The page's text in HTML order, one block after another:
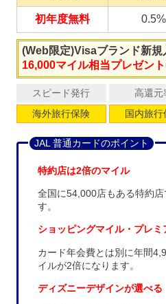
初年度無料 0.5%
(Web限定)Visaブランド新規
16,000マイル相当プレゼント
スピード発行 高還元
海外旅行保険
国内旅行
JAL 普通カードのポイント
特約店は2倍のマイル
全国に54,000店もある特約
す。
ショッピングマイル・プレ
カード年会費とは別に年間
イルが2倍になります。
ディズニーデザインが選べる